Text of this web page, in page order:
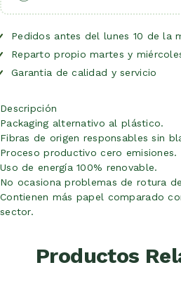
Pedidos antes del lunes 10 de la
Reparto propio martes y
Garantia de calidad y servicio
Descripción
Packaging alternativo al plástico.
Fibras de origen responsables sin
Proceso productivo cero emisiones.
Uso de energía 100% renovable.
No ocasiona problemas de rotura
Contienen más papel comparado
sector.
Productos